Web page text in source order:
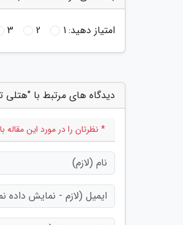
امتیاز دهید:1
2
3
دیدگاه های مرتبط با
* نظرتان را در مورد این مقاله